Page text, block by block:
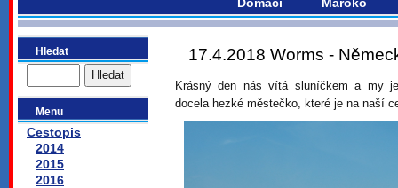
Hledat
Menu
Cestopis
2014
2015
2016
17.4.2018 Worms -
Krásný den nás vítá sluníčkem a my
docela hezké městečko, které je na naší